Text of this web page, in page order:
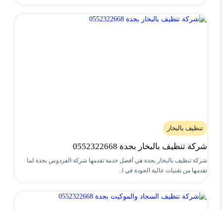
تنظيف بالبخار
شركة تنظيف بالبخار بجدة 0552322668
شركة تنظيف بالبخار بجدة هي أفضل خدمة تقدمها شركة الفردوس بجدة لما
تقدمها من تقنيات عالية الجودة في ا..